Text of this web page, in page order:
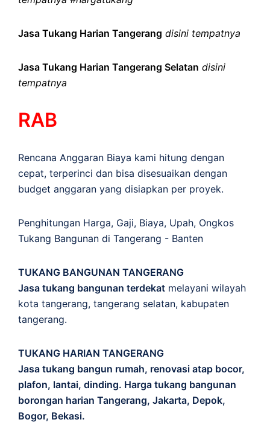
Jasa Tukang Harian Tangerang disini tempatnya
Jasa Tukang Harian Tangerang Selatan disini
tempatnya
RAB
Rencana Anggaran Biaya kami hitung dengan
cepat, terperinci dan bisa disesuaikan dengan
budget anggaran yang disiapkan per proyek.
Penghitungan Harga, Gaji, Biaya, Upah, Ongkos
Tukang Bangunan di Tangerang - Banten
TUKANG BANGUNAN TANGERANG
Jasa tukang bangunan terdekat melayani wilayah
kota tangerang, tangerang selatan, kabupaten
tangerang.
TUKANG HARIAN TANGERANG
Jasa tukang bangun rumah, renovasi atap bocor,
plafon, lantai, dinding. Harga tukang bangunan
borongan harian Tangerang, Jakarta, Depok,
Bogor, Bekasi.